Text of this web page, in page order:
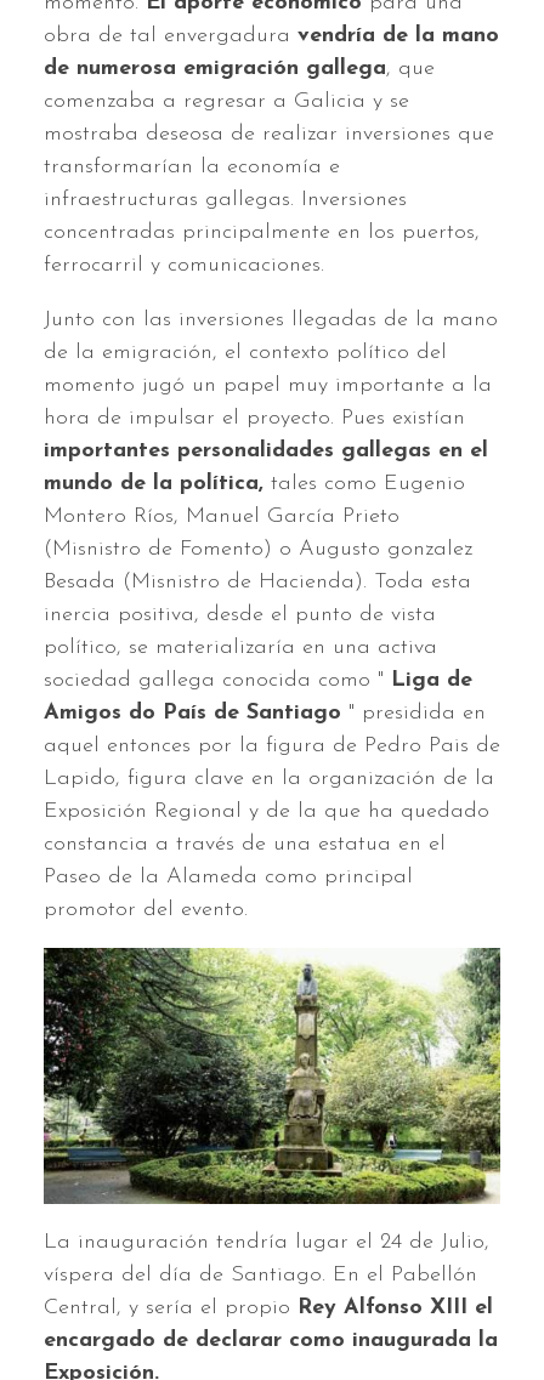
obra de tal envergadura vendría de la mano
de numerosa emigración gallega, que
comenzaba a regresar a Galicia y se
mostraba deseosa de realizar inversiones que
transformarían la economía e
infraestructuras gallegas. Inversiones
concentradas principalmente en los puertos,
ferrocarril y comunicaciones.
Junto con las inversiones llegadas de la mano
de la emigración, el contexto político del
momento jugó un papel muy importante a la
hora de impulsar el proyecto. Pues existían
importantes personalidades gallegas en el
mundo de la política, tales como Eugenio
Montero Ríos, Manuel García Prieto
(Misnistro de Fomento) o Augusto gonzalez
Besada (Misnistro de Hacienda). Toda esta
inercia positiva, desde el punto de vista
político, se materializaría en una activa
sociedad gallega conocida como " Liga de
Amigos do País de Santiago " presidida en
aquel entonces por la figura de Pedro Pais de
Lapido, figura clave en la organización de la
Exposición Regional y de la que ha quedado
constancia a través de una estatua en el
Paseo de la Alameda como principal
promotor del evento.
La inauguración tendría lugar el 24 de Julio,
víspera del día de Santiago. En el Pabellón
Central, y sería el propio Rey Alfonso XIII el
encargado de declarar como inaugurada la
Exposición.